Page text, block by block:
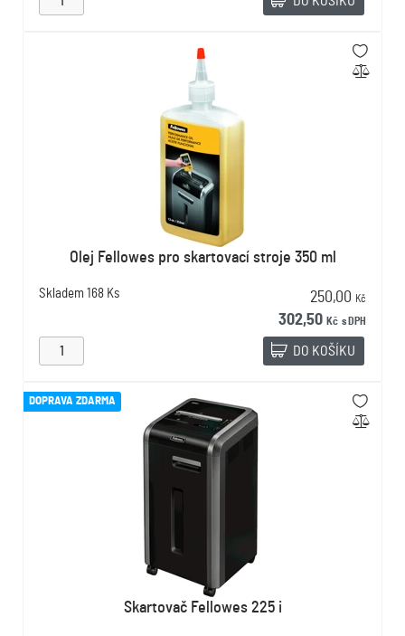
Olej Fellowes pro skartovací stroje 350 ml
Skladem 168 Ks 250,00 Kč
302,50 Kč s DPH
DO KOŠÍKU
DOPRAVA ZDARMA
Skartovač Fellowes 225 i